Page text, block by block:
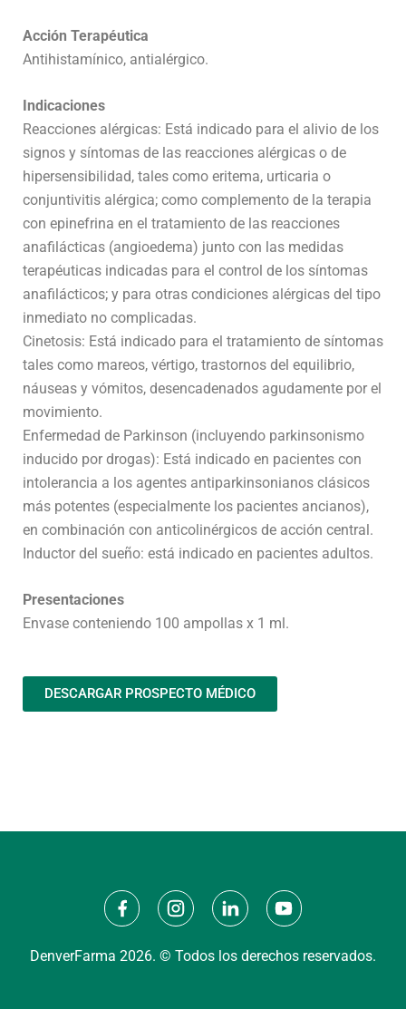
Acción Terapéutica
Antihistamínico, antialérgico.
Indicaciones
Reacciones alérgicas: Está indicado para el alivio de los
signos y síntomas de las reacciones alérgicas o de
hipersensibilidad, tales como eritema, urticaria o
conjuntivitis alérgica; como complemento de la terapia
con epinefrina en el tratamiento de las reacciones
anafilácticas (angioedema) junto con las medidas
terapéuticas indicadas para el control de los síntomas
anafilácticos; y para otras condiciones alérgicas del tipo
inmediato no complicadas.
Cinetosis: Está indicado para el tratamiento de síntomas
tales como mareos, vértigo, trastornos del equilibrio,
náuseas y vómitos, desencadenados agudamente por el
movimiento.
Enfermedad de Parkinson (incluyendo parkinsonismo
inducido por drogas): Está indicado en pacientes con
intolerancia a los agentes antiparkinsonianos clásicos
más potentes (especialmente los pacientes ancianos),
en combinación con anticolinérgicos de acción central.
Inductor del sueño: está indicado en pacientes adultos.
Presentaciones
Envase conteniendo 100 ampollas x 1 ml.
DESCARGAR PROSPECTO MÉDICO
DenverFarma 2026. © Todos los derechos reservados.